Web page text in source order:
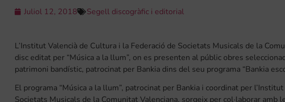
Juliol 12, 2018 Segell discogràfic i editorial
L’Institut Valencià de Cultura i la Federació de Societats Musicals de la
disc editat per “Música a la llum”, on es presenten al públic obres
patrimoni bandístic, patrocinat per Bankia dins del seu programa “Bankia
El programa “Música a la llum”, patrocinat per Bankia i coordinat per
Societats Musicals de la Comunitat Valenciana, sorgeix per col·laborar amb